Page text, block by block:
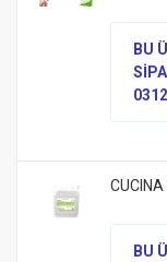
BU
CUCINA
BU